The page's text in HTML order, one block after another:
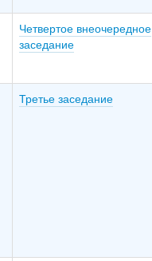
Четвертое внеочередное
заседание
Третье заседание